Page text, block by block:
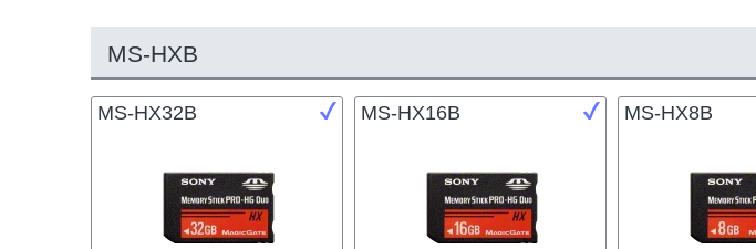
MS-HXB
MS-HX32B MS-HX16B MS-HX8B